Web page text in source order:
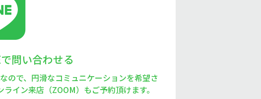
問い合わせる
ので、円滑なコミュニケーションを希望さ
イン来店（ZOOM）もご予約頂けます。